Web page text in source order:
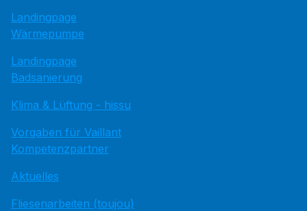
Landingpage
Wärmepumpe
Landingpage
Badsanierung
Klima & Lüftung - hissu
Vorgaben für Vaillant
Kompetenzpartner
Aktuelles
Fliesenarbeiten (toujou)